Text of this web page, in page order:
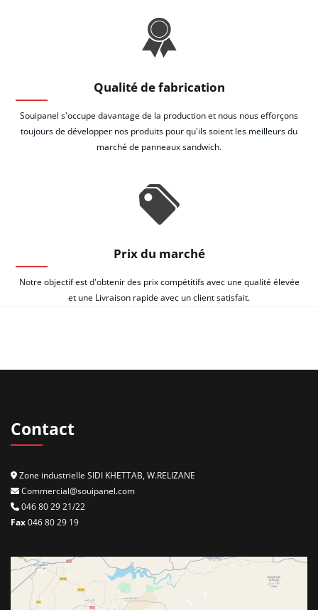
Qualité de fabrication
Souipanel s'occupe davantage de la production et nous nous efforçons
toujours de développer nos produits pour qu'ils soient les meilleurs du
marché de panneaux sandwich.
Prix du marché
Notre objectif est d'obtenir des prix compétitifs avec une qualité élevée
et une Livraison rapide avec un client satisfait.
Contact
Zone industrielle SIDI KHETTAB, W.RELIZANE
Commercial@souipanel.com
046 80 29 21/22
Fax046 80 29 19